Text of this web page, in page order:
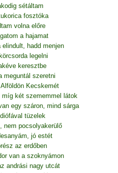
sétáltam
fosztóka
volna előre
a hajamat
elindult, hadd menjen
legelni
keresztbe
meguntál szeretni
Kecskemét
míg két szememmel látok
egy száron, mind sárga
tüzelek
nem pocsolyakerülő
jó estét
az erdőben
van a szoknyámon
andrási nagy utcát